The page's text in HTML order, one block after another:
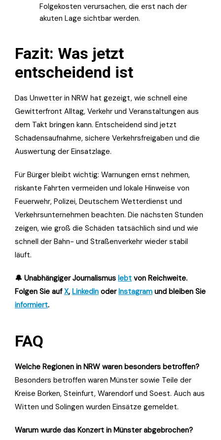
Folgekosten verursachen, die erst nach der
akuten Lage sichtbar werden.
Fazit: Was jetzt
entscheidend ist
Das Unwetter in NRW hat gezeigt, wie schnell eine
Gewitterfront Alltag, Verkehr und Veranstaltungen aus
dem Takt bringen kann. Entscheidend sind jetzt
Schadensaufnahme, sichere Verkehrsfreigaben und die
Auswertung der Einsatzlage.
Für Bürger bleibt wichtig: Warnungen ernst nehmen,
riskante Fahrten vermeiden und lokale Hinweise von
Feuerwehr, Polizei, Deutschem Wetterdienst und
Verkehrsunternehmen beachten. Die nächsten Stunden
zeigen, wie groß die Schäden tatsächlich sind und wie
schnell der Bahn- und Straßenverkehr wieder stabil
läuft.
🔔 Unabhängiger Journalismus lebt von Reichweite.
Folgen Sie aufX, Linkedin oderInstagram und bleiben Sie
informiert.
FAQ
Welche Regionen in NRW waren besonders betroffen?
Besonders betroffen waren Münster sowie Teile der
Kreise Borken, Steinfurt, Warendorf und Soest. Auch aus
Witten und Solingen wurden Einsätze gemeldet.
Warum wurde das Konzert in Münster abgebrochen?